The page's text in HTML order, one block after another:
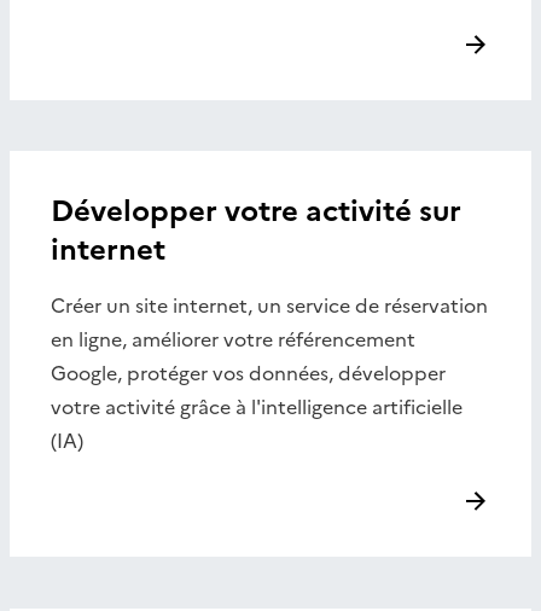
Développer votre activité sur
internet
Créer un site internet, un service de réservation
en ligne, améliorer votre référencement
Google, protéger vos données, développer
votre activité grâce à l'intelligence artificielle
(IA)